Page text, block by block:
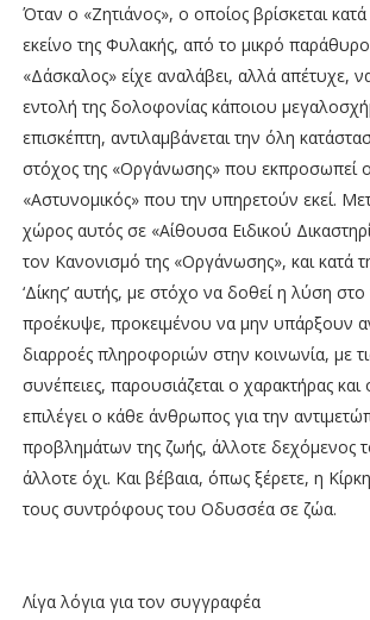
Όταν ο «Ζητιάνος», ο οποίος βρίσκεται
εκείνο της Φυλακής, από το μικρό
«Δάσκαλος» είχε αναλάβει, αλλά απέτυχε,
εντολή της δολοφονίας κάποιου
επισκέπτη, αντιλαμβάνεται την όλη
στόχος της «Οργάνωσης» που εκπροσωπεί ο
«Αστυνομικός» που την υπηρετούν εκεί.
χώρος αυτός σε «Αίθουσα Ειδικού
τον Κανονισμό της «Οργάνωσης», και κατά
‘Δίκης’ αυτής, με στόχο να δοθεί η λύση
προέκυψε, προκειμένου να μην υπάρξουν
διαρροές πληροφοριών στην κοινωνία, με
συνέπειες, παρουσιάζεται ο χαρακτήρας
επιλέγει ο κάθε άνθρωπος για την
προβλημάτων της ζωής, άλλοτε δεχόμενος το
άλλοτε όχι. Και βέβαια, όπως ξέρετε, η
τους συντρόφους του Οδυσσέα σε ζώα.
Λίγα λόγια για τον συγγραφέα